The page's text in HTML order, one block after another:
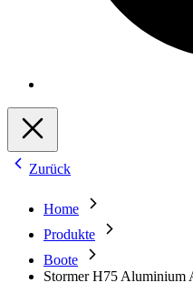
Zurück
Home
Produkte
Boote
Stormer H75 Aluminium